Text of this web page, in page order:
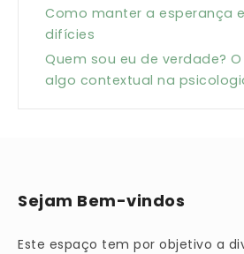
Como manter a esperança
difícies
Quem sou eu de verdade? O
algo contextual na
Sejam Bem-vindos
Este espaço tem por objetivo a